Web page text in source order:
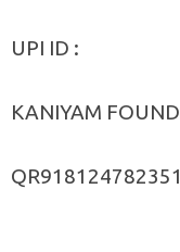
UPI ID :
KANIYAM